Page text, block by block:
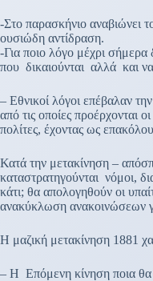
-Στο παρασκήνιο αναβιώνει
ουσιώδη αντίδραση.
-Για ποιο λόγο μέχρι
που δικαιούνται αλλά και
– Εθνικοί λόγοι επέβαλαν
από τις οποίες
πολίτες, έχοντας ως
Κατά την μετακίνηση –
καταστρατηγούνται νόμοι,
κάτι; θα απολογηθούν οι
ανακύκλωση ανακοινώσεων
Η μαζική μετακίνηση 1881
– Η Επόμενη κίνηση ποια θα